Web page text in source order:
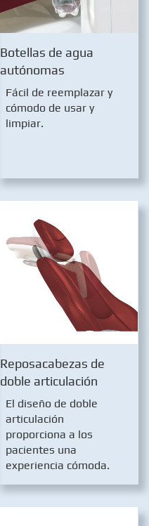
Botellas de agua
autónomas
Fácil de reemplazar y
cómodo de usar y
limpiar.
Reposacabezas de
doble articulación
El diseño de doble
articulación
proporciona a los
pacientes una
experiencia cómoda.